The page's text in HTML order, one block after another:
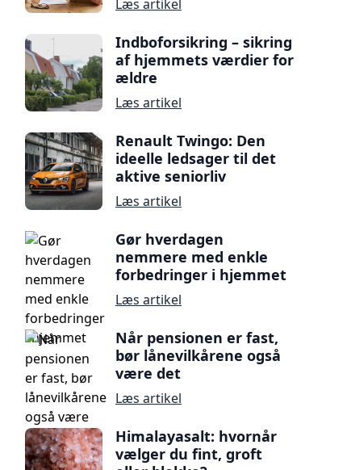
Læs artikel
Indboforsikring – sikring
af hjemmets værdier for
ældre
Læs artikel
Renault Twingo: Den
ideelle ledsager til det
aktive seniorliv
Læs artikel
Gør hverdagen
nemmere med enkle
forbedringer i hjemmet
Læs artikel
Når pensionen er fast,
bør lånevilkårene også
være det
Læs artikel
Himalayasalt: hvornår
vælger du fint, groft